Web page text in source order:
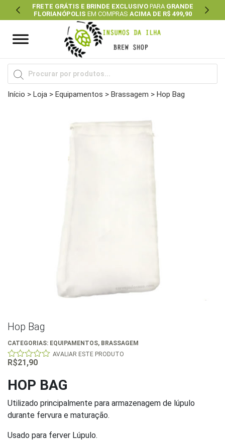
FRETE GRÁTIS E BRINDE EXCLUSIVOPARA GRANDE
FLORIANÓPOLIS EM COMPRAS ACIMA DE R$ 499,90
Previous Next
Pesquisar
produtos
Início > Loja > Equipamentos > Brassagem > Hop Bag
Hop Bag
CATEGORIAS: EQUIPAMENTOS, BRASSAGEM
0
of
5
AVALIAR ESTE PRODUTO
R$21,90
HOP BAG
Utilizado principalmente para armazenagem de lúpulo
durante fervura e maturação.
Usado para ferver Lúpulo.